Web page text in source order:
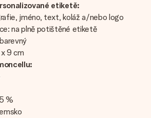
etiketě:
jméno, text, koláž a/nebo logo
na plně potištěné etiketě
9 cm
%